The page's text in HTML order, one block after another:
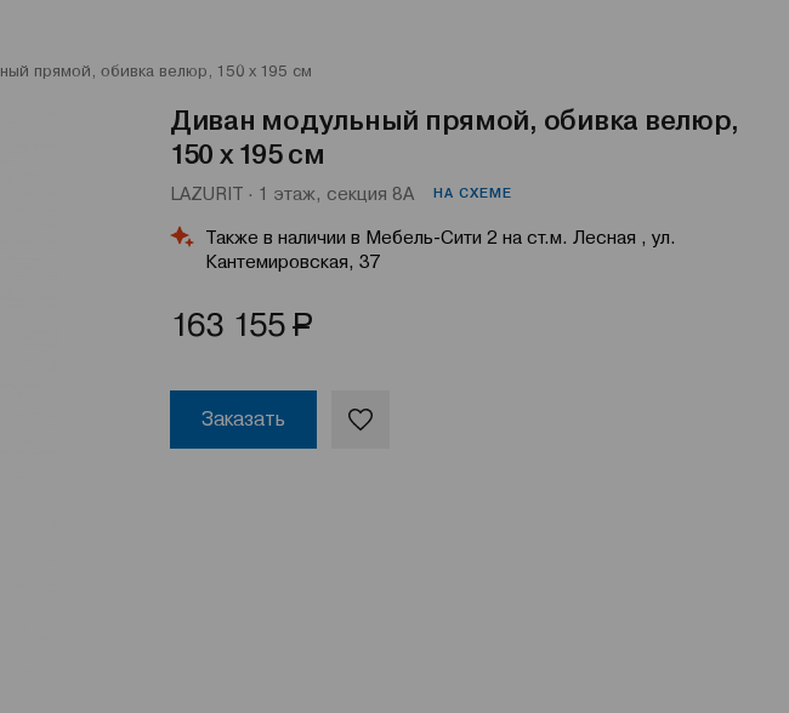
прямой, обивка велюр, 150 х 195 см
Диван модульный прямой, обивка велюр,
150 х 195 см
LAZURIT · 1 этаж, секция 8А НА СХЕМЕ
Также в наличии в Мебель-Сити 2 на ст.м. Лесная , ул.
Кантемировская, 37
163 155Р
Заказать